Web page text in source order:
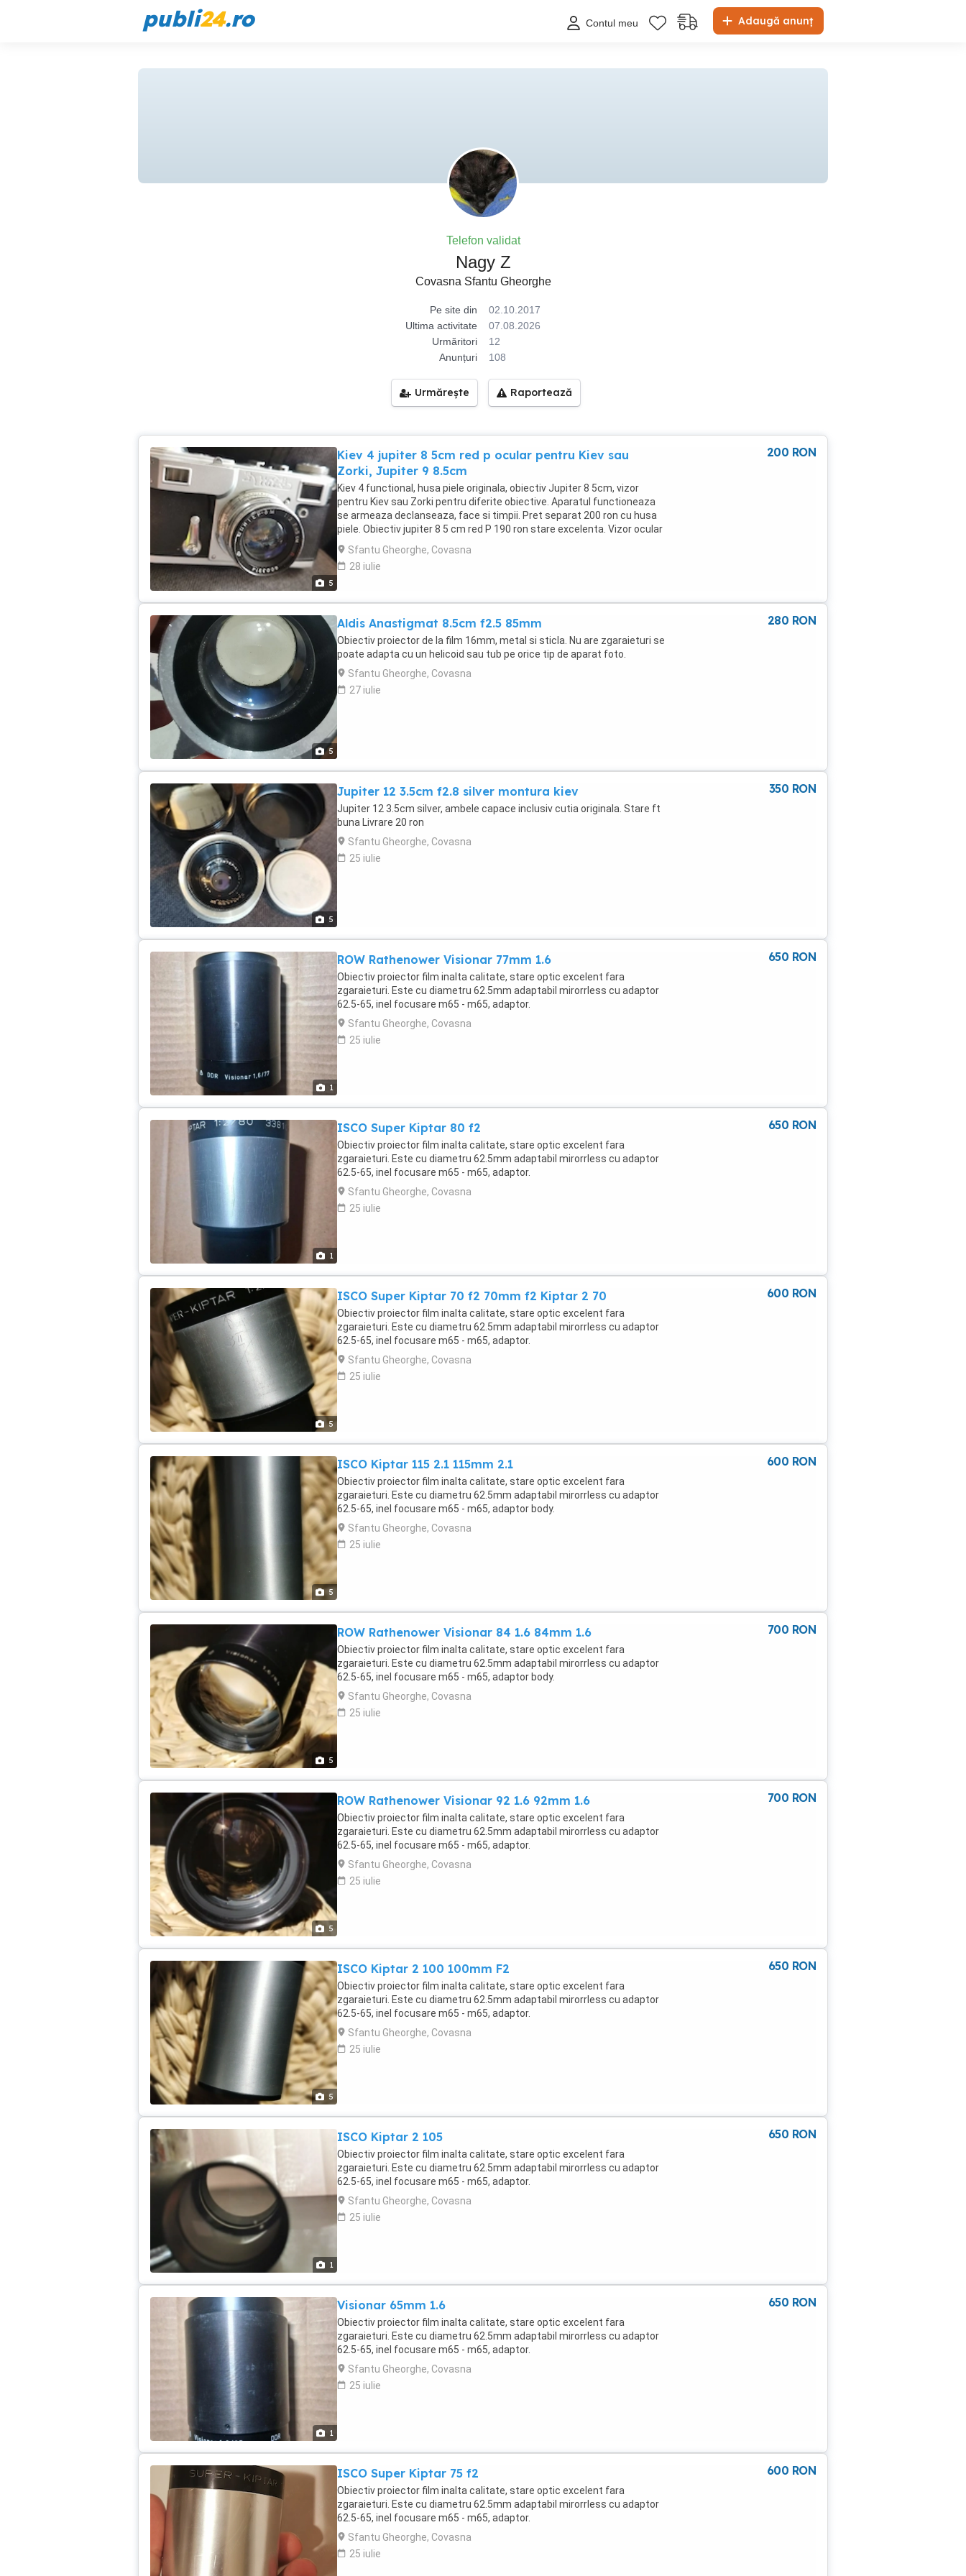
publi24.ro Adaugă anunț
Contul meu
Telefon validat
Nagy Z
Covasna Sfantu Gheorghe
Pe site din
02.10.2017
Ultima activitate
07.08.2026
Urmăritori
12
Anunțuri
108
Urmărește Raportează
5
Kiev 4 jupiter 8 5cm red p ocular pentru Kiev sau
Zorki, Jupiter 9 8.5cm
Kiev 4 functional, husa piele originala, obiectiv Jupiter 8 5cm, vizor
pentru Kiev sau Zorki pentru diferite obiective. Aparatul functioneaza
se armeaza declanseaza, face si timpii. Pret separat 200 ron cu husa
piele. Obiectiv jupiter 8 5 cm red P 190 ron stare excelenta. Vizor ocular
la 300 ron. Obiectiv Jupiter 9 8.5 cm red p, montura kiev 700 ron.
Obiectiv Jupiter 12 3.5cm la 350 ron.
Sfantu Gheorghe, Covasna
28 iulie
200 RON
5
Aldis Anastigmat 8.5cm f2.5 85mm
Obiectiv proiector de la film 16mm, metal si sticla. Nu are zgaraieturi se
poate adapta cu un helicoid sau tub pe orice tip de aparat foto.
Sfantu Gheorghe, Covasna
27 iulie
280 RON
5
Jupiter 12 3.5cm f2.8 silver montura kiev
Jupiter 12 3.5cm silver, ambele capace inclusiv cutia originala. Stare ft
buna Livrare 20 ron
Sfantu Gheorghe, Covasna
25 iulie
350 RON
1
ROW Rathenower Visionar 77mm 1.6
Obiectiv proiector film inalta calitate, stare optic excelent fara
zgaraieturi. Este cu diametru 62.5mm adaptabil mirorrless cu adaptor
62.5-65, inel focusare m65 - m65, adaptor.
Sfantu Gheorghe, Covasna
25 iulie
650 RON
1
ISCO Super Kiptar 80 f2
Obiectiv proiector film inalta calitate, stare optic excelent fara
zgaraieturi. Este cu diametru 62.5mm adaptabil mirorrless cu adaptor
62.5-65, inel focusare m65 - m65, adaptor.
Sfantu Gheorghe, Covasna
25 iulie
650 RON
5
ISCO Super Kiptar 70 f2 70mm f2 Kiptar 2 70
Obiectiv proiector film inalta calitate, stare optic excelent fara
zgaraieturi. Este cu diametru 62.5mm adaptabil mirorrless cu adaptor
62.5-65, inel focusare m65 - m65, adaptor.
Sfantu Gheorghe, Covasna
25 iulie
600 RON
5
ISCO Kiptar 115 2.1 115mm 2.1
Obiectiv proiector film inalta calitate, stare optic excelent fara
zgaraieturi. Este cu diametru 62.5mm adaptabil mirorrless cu adaptor
62.5-65, inel focusare m65 - m65, adaptor body.
Sfantu Gheorghe, Covasna
25 iulie
600 RON
5
ROW Rathenower Visionar 84 1.6 84mm 1.6
Obiectiv proiector film inalta calitate, stare optic excelent fara
zgaraieturi. Este cu diametru 62.5mm adaptabil mirorrless cu adaptor
62.5-65, inel focusare m65 - m65, adaptor body.
Sfantu Gheorghe, Covasna
25 iulie
700 RON
5
ROW Rathenower Visionar 92 1.6 92mm 1.6
Obiectiv proiector film inalta calitate, stare optic excelent fara
zgaraieturi. Este cu diametru 62.5mm adaptabil mirorrless cu adaptor
62.5-65, inel focusare m65 - m65, adaptor.
Sfantu Gheorghe, Covasna
25 iulie
700 RON
5
ISCO Kiptar 2 100 100mm F2
Obiectiv proiector film inalta calitate, stare optic excelent fara
zgaraieturi. Este cu diametru 62.5mm adaptabil mirorrless cu adaptor
62.5-65, inel focusare m65 - m65, adaptor.
Sfantu Gheorghe, Covasna
25 iulie
650 RON
1
ISCO Kiptar 2 105
Obiectiv proiector film inalta calitate, stare optic excelent fara
zgaraieturi. Este cu diametru 62.5mm adaptabil mirorrless cu adaptor
62.5-65, inel focusare m65 - m65, adaptor.
Sfantu Gheorghe, Covasna
25 iulie
650 RON
1
Visionar 65mm 1.6
Obiectiv proiector film inalta calitate, stare optic excelent fara
zgaraieturi. Este cu diametru 62.5mm adaptabil mirorrless cu adaptor
62.5-65, inel focusare m65 - m65, adaptor.
Sfantu Gheorghe, Covasna
25 iulie
650 RON
ISCO Super Kiptar 75 f2
Obiectiv proiector film inalta calitate, stare optic excelent fara
zgaraieturi. Este cu diametru 62.5mm adaptabil mirorrless cu adaptor
62.5-65, inel focusare m65 - m65, adaptor.
Sfantu Gheorghe, Covasna
25 iulie
600 RON